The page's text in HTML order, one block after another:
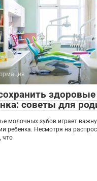
советы для
молочных зубов играет
ребенка. Несмотря на
что